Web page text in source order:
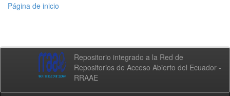
Página de inicio
Repositorio integrado a la Red de
Repositorios de Acceso Abierto del Ecuador -
RRAAE